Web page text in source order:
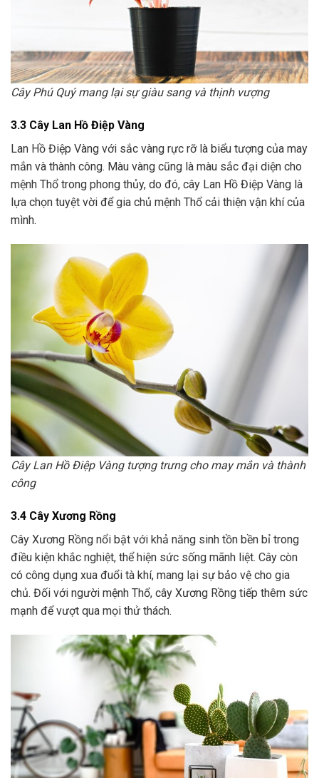
Cây Phú Quý mang lại sự giàu sang và thịnh vượng
3.3 Cây Lan Hồ Điệp Vàng
Lan Hồ Điệp Vàng với sắc vàng rực rỡ là biểu tượng của may
mắn và thành công. Màu vàng cũng là màu sắc đại diện cho
mệnh Thổ trong phong thủy, do đó, cây Lan Hồ Điệp Vàng là
lựa chọn tuyệt vời để gia chủ mệnh Thổ cải thiện vận khí của
mình.
Cây Lan Hồ Điệp Vàng tượng trưng cho may mắn và thành
công
3.4 Cây Xương Rồng
Cây Xương Rồng nổi bật với khả năng sinh tồn bền bỉ trong
điều kiện khắc nghiệt, thể hiện sức sống mãnh liệt. Cây còn
có công dụng xua đuổi tà khí, mang lại sự bảo vệ cho gia
chủ. Đối với người mệnh Thổ, cây Xương Rồng tiếp thêm sức
mạnh để vượt qua mọi thử thách.